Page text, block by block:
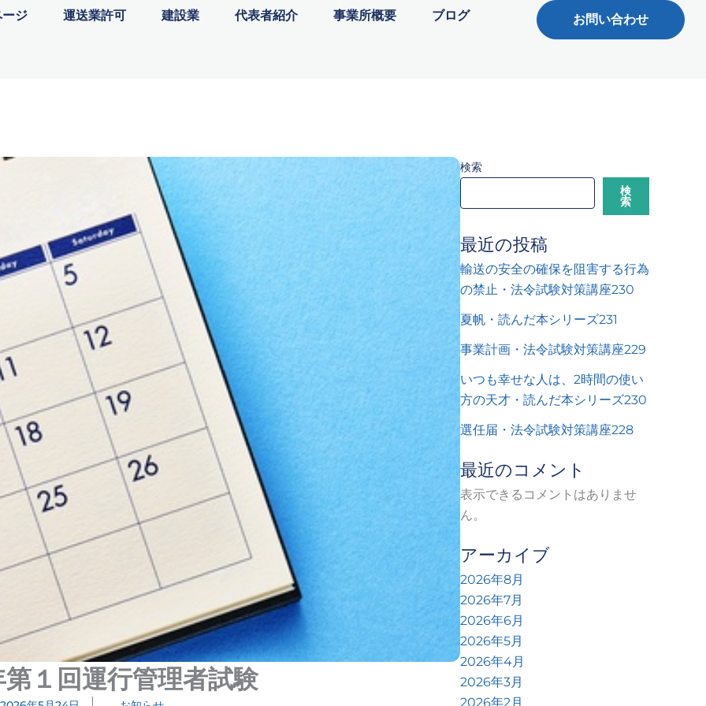
ジ 運送業許可 建設業 代表者紹介 事業所概要 ブログ お問い合わせ
１回運行管理者試験
検索
検
索
最近の投稿
輸送の安全の確保を阻害する行為
の禁止・法令試験対策講座230
夏帆・読んだ本シリーズ231
事業計画・法令試験対策講座229
いつも幸せな人は、2時間の使い
方の天才・読んだ本シリーズ230
選任届・法令試験対策講座228
最近のコメント
表示できるコメントはありませ
ん。
アーカイブ
2026年8月
2026年7月
2026年6月
2026年5月
2026年4月
2026年3月
2026年2月